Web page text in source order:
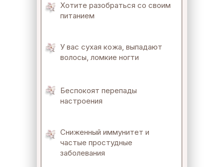
Хотите разобраться со своим
питанием
У вас сухая кожа, выпадают
волосы, ломкие ногти
Беспокоят перепады
настроения
Сниженный иммунитет и
частые простудные
заболевания